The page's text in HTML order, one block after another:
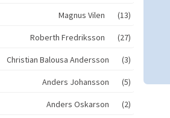
Magnus Vilen (13)
Roberth Fredriksson (27)
Christian Balousa Andersson (3)
Anders Johansson (5)
Anders Oskarson (2)